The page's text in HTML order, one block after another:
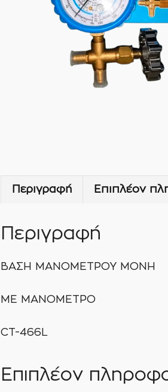
Περιγραφή Επιπλέον
Περιγραφή
ΒΑΣΗ ΜΑΝΟΜΕΤΡΟΥ ΜΟΝΗ
ΜΕ ΜΑΝΟΜΕΤΡΟ
CT-466L
Επιπλέον